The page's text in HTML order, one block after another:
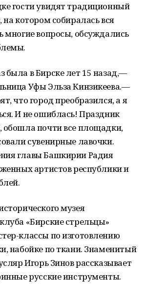
гости увидят традиционный
на котором собиралась вся
многие вопросы, обсуждались
была в Бирске лет 15 назад,—
Уфы Эльза Кинзикеева.—
что город преобразился, а я
И не ошиблась! Праздник
обошла почти все площадки,
сувенирные лавочки.
главы Башкирии Радия
артистов республики и
музея
«Бирские стрельцы»
классы по изготовлению
набойке по ткани. Знаменитый
Игорь Зинов рассказывает
русские инструменты.